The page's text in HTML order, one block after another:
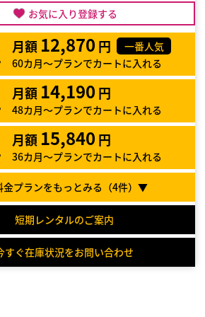
お気に入り登録する
月額 12,870 円
一番人気
60カ月～プランでカートに入れる
月額 14,190 円
48カ月～プランでカートに入れる
月額 15,840 円
36カ月～プランでカートに入れる
プランをもっとみる（4件）▼
短期レンタルのご案内
すぐ在庫状況をお問い合わせ